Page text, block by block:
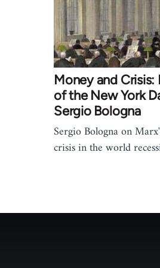
Money and
of the New York
Sergio Bologna
Sergio Bologna on
crisis in the world